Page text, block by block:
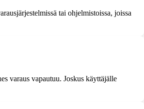
tai ohjelmistoissa, joissa
varaus vapautuu. Joskus käyttäjälle